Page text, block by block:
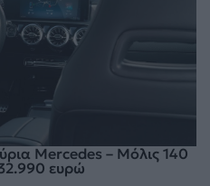
Mercedes – Μόλις 140
ευρώ